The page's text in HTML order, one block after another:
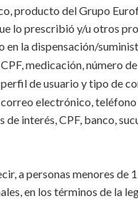
producto del Grupo
lo prescribió y/u otros
en la dispensación/
medicación, número
de usuario y tipo de
electrónico,
de interés, CPF, banco,
a personas menores de
en los términos de la